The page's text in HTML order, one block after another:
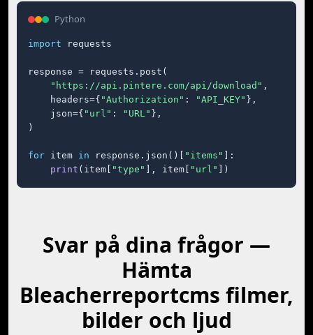
Python
import requests
response = requests.post(
"https://api.pintere.com/api/download" ,
    headers={
"Authorization" : "API_KEY" },
    json={
"url" : "URL" },
)
for item in response.json()[ "items"
]:
print (item[ "type" ], item[ "url" ])
Svar på dina frågor —
Hämta
Bleacherreportcms filmer,
bilder och ljud